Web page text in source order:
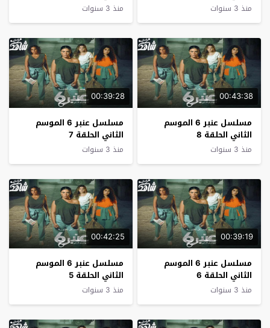
منذ 3 سنوات منذ 3 سنوات
00:43:38
مسلسل عنبر 6 الموسم
الثاني الحلقة 8
منذ 3 سنوات
00:39:28
مسلسل عنبر 6 الموسم
الثاني الحلقة 7
منذ 3 سنوات
00:39:19
مسلسل عنبر 6 الموسم
الثاني الحلقة 6
منذ 3 سنوات
00:42:25
مسلسل عنبر 6 الموسم
الثاني الحلقة 5
منذ 3 سنوات